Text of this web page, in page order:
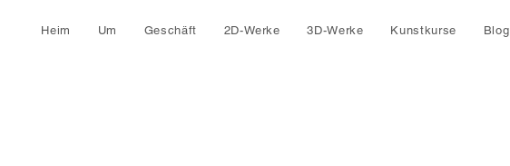
Heim Um Geschäft 2D-Werke 3D-Werke Kunstkurse Blog